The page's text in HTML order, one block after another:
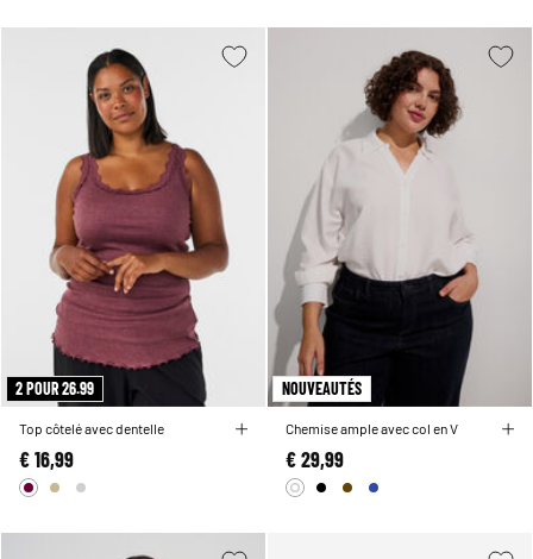
2 POUR 26.99
Top côtelé avec dentelle
€ 16,99
NOUVEAUTÉS
Chemise ample avec col en V
€ 29,99